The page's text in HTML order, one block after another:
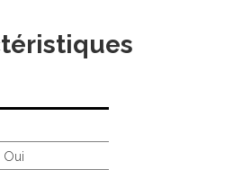
Oui